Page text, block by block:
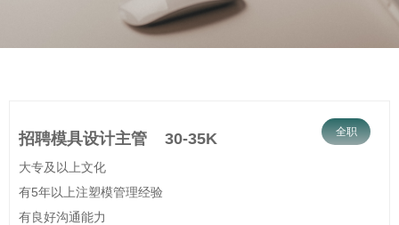
招聘模具设计主管 30-35K
大专及以上文化
有5年以上注塑模管理经验
有良好沟通能力
全职